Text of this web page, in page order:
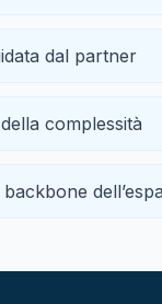
dal partner
complessità